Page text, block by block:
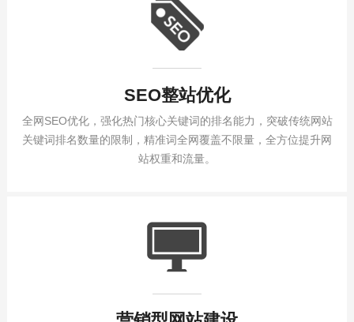
SEO整站优化
全网SEO优化，强化热门核心关键词的排名能力，突破传统网站
关键词排名数量的限制，精准词全网覆盖不限量，全方位提升网
站权重和流量。